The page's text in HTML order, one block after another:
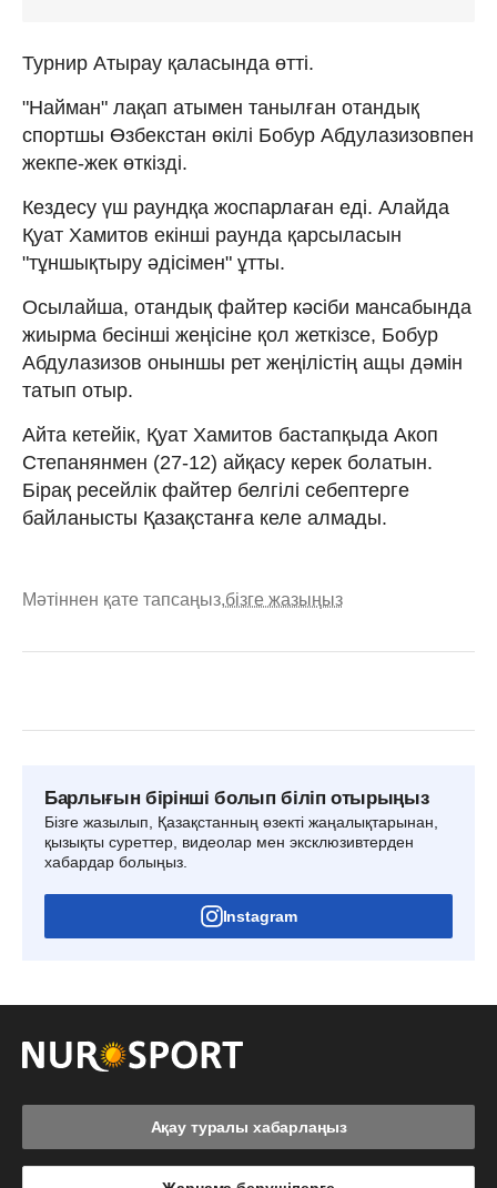
Турнир Атырау қаласында өтті.
"Найман" лақап атымен танылған отандық
спортшы Өзбекстан өкілі Бобур Абдулазизовпен
жекпе-жек өткізді.
Кездесу үш раундқа жоспарлаған еді. Алайда
Қуат Хамитов екінші раунда қарсыласын
"тұншықтыру әдісімен" ұтты.
Осылайша, отандық файтер кәсіби мансабында
жиырма бесінші жеңісіне қол жеткізсе, Бобур
Абдулазизов оныншы рет жеңілістің ащы дәмін
татып отыр.
Айта кетейік, Қуат Хамитов бастапқыда Акоп
Степанянмен (27-12) айқасу керек болатын.
Бірақ ресейлік файтер белгілі себептерге
байланысты Қазақстанға келе алмады.
Мәтіннен қате тапсаңыз,бізге жазыңыз
Барлығын бірінші болып біліп отырыңыз
Бізге жазылып, Қазақстанның өзекті жаңалықтарынан,
қызықты суреттер, видеолар мен эксклюзивтерден
хабардар болыңыз.
Instagram
Ақау туралы хабарлаңыз